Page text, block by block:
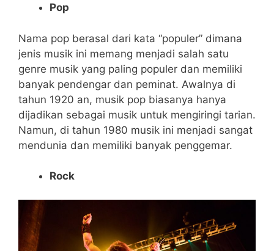
Pop
Nama pop berasal dari kata “populer” dimana
jenis musik ini memang menjadi salah satu
genre musik yang paling populer dan memiliki
banyak pendengar dan peminat. Awalnya di
tahun 1920 an, musik pop biasanya hanya
dijadikan sebagai musik untuk mengiringi tarian.
Namun, di tahun 1980 musik ini menjadi sangat
mendunia dan memiliki banyak penggemar.
Rock